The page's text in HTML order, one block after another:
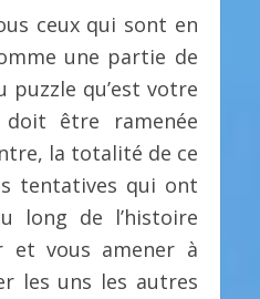
ceux qui sont en
une partie de
puzzle qu’est votre
être ramenée
la totalité de ce
tentatives qui ont
long de l’histoire
et vous amener à
les uns les autres